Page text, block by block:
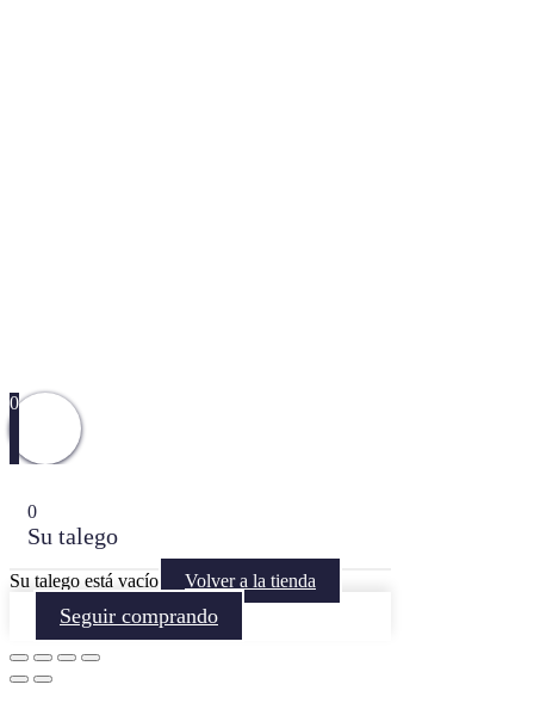
0
0
Su talego
Su talego está vacío Volver a la tienda
Seguir comprando